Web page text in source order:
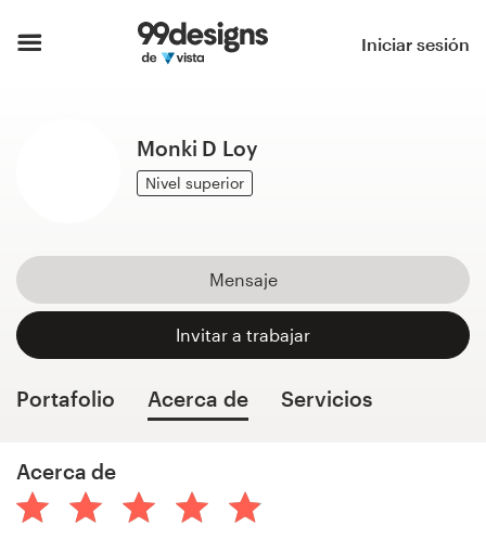
Iniciar sesión
Monki D Loy
Nivel superior
Mensaje
Invitar a trabajar
Portafolio Acerca de Servicios
Acerca de
Inspiración
99designs Pro
diseño
Concursos de diseño